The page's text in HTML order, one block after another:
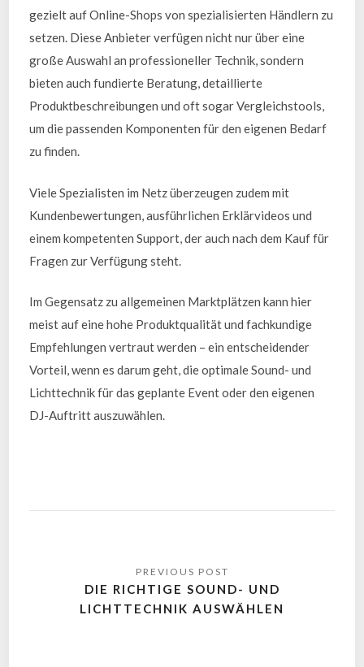
gezielt auf Online-Shops von spezialisierten Händlern zu
setzen. Diese Anbieter verfügen nicht nur über eine
große Auswahl an professioneller Technik, sondern
bieten auch fundierte Beratung, detaillierte
Produktbeschreibungen und oft sogar Vergleichstools,
um die passenden Komponenten für den eigenen Bedarf
zu finden.
Viele Spezialisten im Netz überzeugen zudem mit
Kundenbewertungen, ausführlichen Erklärvideos und
einem kompetenten Support, der auch nach dem Kauf für
Fragen zur Verfügung steht.
Im Gegensatz zu allgemeinen Marktplätzen kann hier
meist auf eine hohe Produktqualität und fachkundige
Empfehlungen vertraut werden – ein entscheidender
Vorteil, wenn es darum geht, die optimale Sound- und
Lichttechnik für das geplante Event oder den eigenen
DJ-Auftritt auszuwählen.
DIE RICHTIGE SOUND- UND
LICHTTECHNIK AUSWÄHLEN